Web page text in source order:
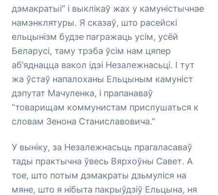
дэмакратыі” і выклікаў жах у камуністычнае
намэнклятуры. Я сказаў, што расейскі
ельцынізм будзе пагражаць усім, усёй
Беларусі, таму трэба ўсім нам цяпер
аб’яднацца вакол ідэі Незалежнасьці. І тут
жа ўстаў напалоханы Ельцыным камуніст
дэпутат Мачуленка, і прапанаваў
“товарищам коммунистам прислушаться к
словам Зенона Станиславовича.”
У выніку, за Незалежнасьць прагаласаваў
тады практычна ўвесь Вярхоўны Савет. А
тое, што потым дэмакраты дзьмуліся на
мяне, што я нібыта пакрыўдзіў Ельцына, ня